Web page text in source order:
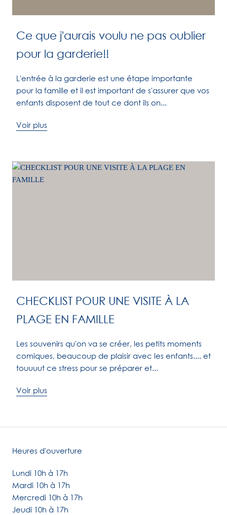
Ce que j'aurais voulu ne pas oublier
pour la garderie!!
L'entrée à la garderie est une étape importante
pour la famille et il est important de s'assurer que vos
enfants disposent de tout ce dont ils on...
Voir plus
CHECKLIST POUR UNE VISITE À LA
PLAGE EN FAMILLE
Les souvenirs qu'on va se créer, les petits moments
comiques, beaucoup de plaisir avec les enfants.... et
touuuut ce stress pour se préparer et...
Voir plus
Heures d'ouverture
Lundi 10h à 17h
Mardi 10h à 17h
Mercredi 10h à 17h
Jeudi 10h à 17h